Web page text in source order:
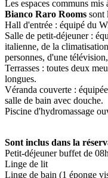
Les espaces communs
Bianco Raro Rooms sont
Hall d'entrée : équipé du
Salle de petit-déjeuner :
italienne, de la
personnes, d'une
Terrasses : toutes deux
longues.
Véranda couverte :
salle de bain avec douche.
Piscine d'hydromassage
Sont inclus dans la
Petit-déjeuner buffet de
Linge de lit
Linge de bain (1 éponge